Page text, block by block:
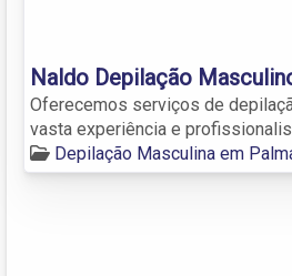
Naldo Depilação
Oferecemos serviços de
vasta experiência e
Depilação Masculina em